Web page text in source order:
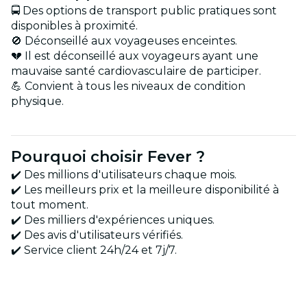
🚍 Des options de transport public pratiques sont
disponibles à proximité.
🚫 Déconseillé aux voyageuses enceintes.
💔 Il est déconseillé aux voyageurs ayant une
mauvaise santé cardiovasculaire de participer.
💪 Convient à tous les niveaux de condition
physique.
Pourquoi choisir Fever ?
✔️ Des millions d'utilisateurs chaque mois.
✔️ Les meilleurs prix et la meilleure disponibilité à
tout moment.
✔️ Des milliers d'expériences uniques.
✔️ Des avis d'utilisateurs vérifiés.
✔️ Service client 24h/24 et 7j/7.